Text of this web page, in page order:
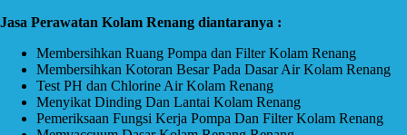
Jasa Perawatan Kolam Renang diantaranya :
Membersihkan Ruang Pompa dan Filter Kolam Renang
Membersihkan Kotoran Besar Pada Dasar Air Kolam Renang
Test PH dan Chlorine Air Kolam Renang
Menyikat Dinding Dan Lantai Kolam Renang
Pemeriksaan Fungsi Kerja Pompa Dan Filter Kolam Renang